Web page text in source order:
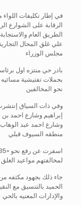
في إطار تكليفات
الرقابة على الشوارع
الطريق العام
علي غلق المحال
مجلس الوزراء
بادر حي منتزه اول
بحملات تفتيشية مسائيه
نحو المخالفين
وفي ذات السياق
إبراهيم وشارع احمد
وشارع احمد عبد
منطقه السيوف قبلي
لمخالفتهم مواعيد الغلق
جاء ذلك بجهود مكثفه
الحميد بالتنسيق مع
والإدارات المعنيه بالحي